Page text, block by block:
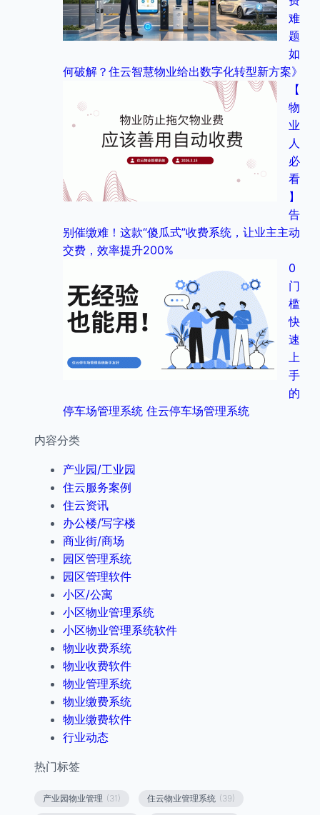
难
题
如
何破解？住云智慧物业给出数字化转型新方案》
【
物
业
人
必
看
】
告
别催缴难！这款“傻瓜式”收费系统，让业主主动
交费，效率提升200%
0
门
槛
快
速
上
手
的
停车场管理系统 住云停车场管理系统
内容分类
产业园/工业园
住云服务案例
住云资讯
办公楼/写字楼
商业街/商场
园区管理系统
园区管理软件
小区/公寓
小区物业管理系统
小区物业管理系统软件
物业收费系统
物业收费软件
物业管理系统
物业缴费系统
物业缴费软件
行业动态
热门标签
产业园物业管理 (31) 住云物业管理系统 (39)